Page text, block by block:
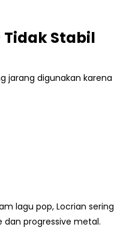
Tidak Stabil
jarang digunakan karena
lagu pop, Locrian sering
progressive metal.